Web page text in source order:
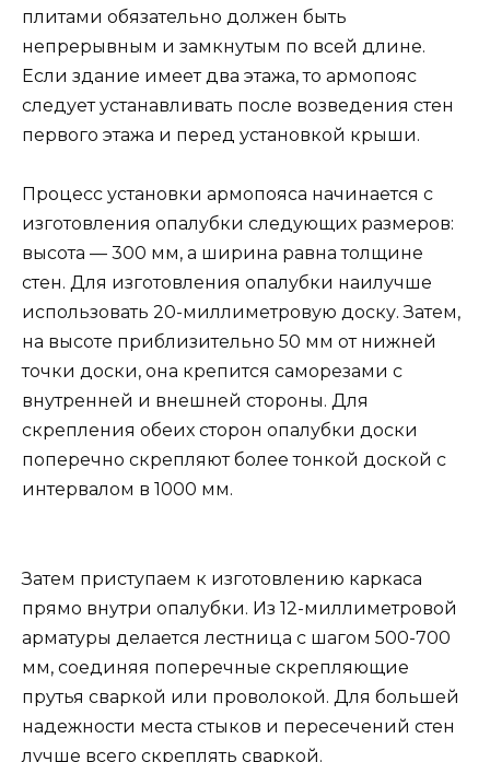
плитами обязательно должен быть
непрерывным и замкнутым по всей длине.
Если здание имеет два этажа, то армопояс
следует устанавливать после возведения стен
первого этажа и перед установкой крыши.
Процесс установки армопояса начинается с
изготовления опалубки следующих размеров:
высота — 300 мм, а ширина равна толщине
стен. Для изготовления опалубки наилучше
использовать 20-миллиметровую доску. Затем,
на высоте приблизительно 50 мм от нижней
точки доски, она крепится саморезами с
внутренней и внешней стороны. Для
скрепления обеих сторон опалубки доски
поперечно скрепляют более тонкой доской с
интервалом в 1000 мм.
Затем приступаем к изготовлению каркаса
прямо внутри опалубки. Из 12-миллиметровой
арматуры делается лестница с шагом 500-700
мм, соединяя поперечные скрепляющие
прутья сваркой или проволокой. Для большей
надежности места стыков и пересечений стен
лучше всего скреплять сваркой.